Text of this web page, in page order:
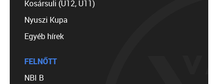
Kosársuli (U12, U11)
Nyuszi Kupa
Egyéb hírek
FELNŐTT
NBI B